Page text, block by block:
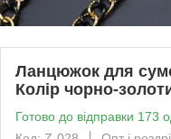
Ланцюжок для
Колір чорно-
Готово до відправки 173